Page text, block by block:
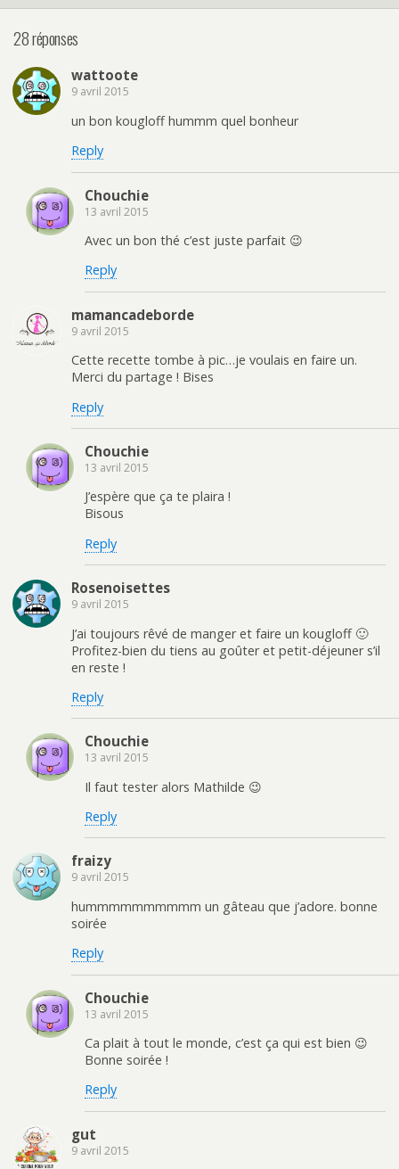
28 réponses
wattoote
9 avril 2015
un bon kougloff hummm quel bonheur
Reply
Chouchie
13 avril 2015
Avec un bon thé c’est juste parfait 😉
Reply
mamancadeborde
9 avril 2015
Cette recette tombe à pic…je voulais en faire un.
Merci du partage ! Bises
Reply
Chouchie
13 avril 2015
J’espère que ça te plaira !
Bisous
Reply
Rosenoisettes
9 avril 2015
J’ai toujours rêvé de manger et faire un kougloff 🙂
Profitez-bien du tiens au goûter et petit-déjeuner s’il
en reste !
Reply
Chouchie
13 avril 2015
Il faut tester alors Mathilde 😉
Reply
fraizy
9 avril 2015
hummmmmmmmmm un gâteau que j’adore. bonne
soirée
Reply
Chouchie
13 avril 2015
Ca plait à tout le monde, c’est ça qui est bien 😉
Bonne soirée !
Reply
gut
9 avril 2015